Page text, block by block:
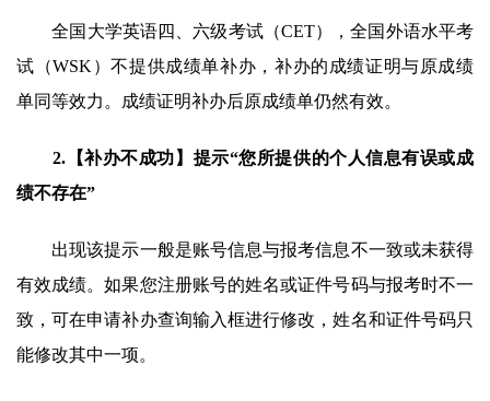
全国大学英语四、六级考试（CET），全国外语水平考
试（WSK）不提供成绩单补办，补办的成绩证明与原成绩
单同等效力。成绩证明补办后原成绩单仍然有效。
2.【补办不成功】提示“您所提供的个人信息有误或成
绩不存在”
出现该提示一般是账号信息与报考信息不一致或未获得
有效成绩。如果您注册账号的姓名或证件号码与报考时不一
致，可在申请补办查询输入框进行修改，姓名和证件号码只
能修改其中一项。